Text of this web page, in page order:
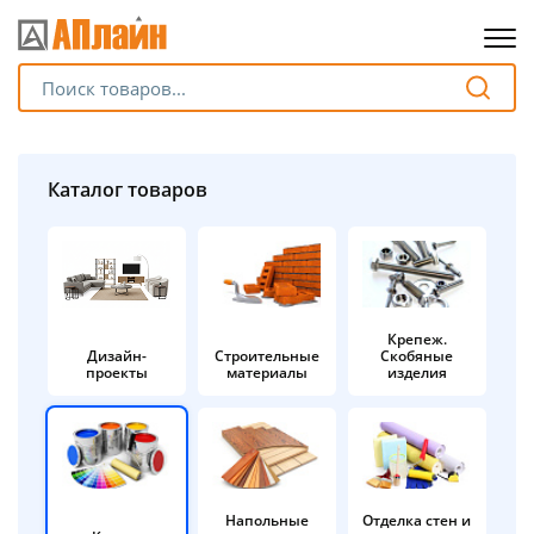
Каталог товаров
Дизайн-
проекты
Строительные
материалы
Крепеж.
Скобяные
изделия
Напольные
Отделка стен и
Разбейте
без переплат
График платежей
Сегодня
%